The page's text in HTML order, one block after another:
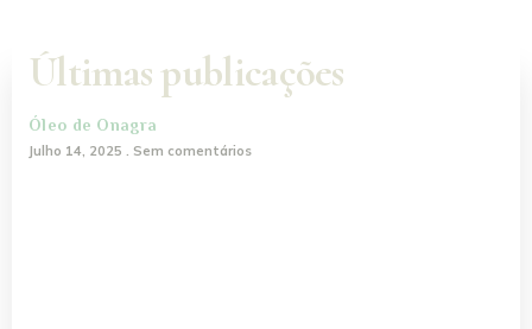
Últimas publicações
Óleo de Onagra
Julho 14, 2025 Sem comentários